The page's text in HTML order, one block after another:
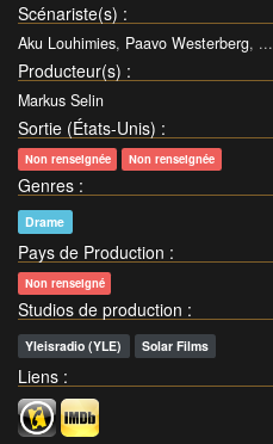
Scénariste(s) :
Aku Louhimies, Paavo Westerberg, ...
Producteur(s) :
Markus Selin
Sortie (États-Unis) :
Non renseignée Non renseignée
Genres :
Drame
Pays de Production :
Non renseigné
Studios de production :
Yleisradio (YLE) Solar Films
Liens :